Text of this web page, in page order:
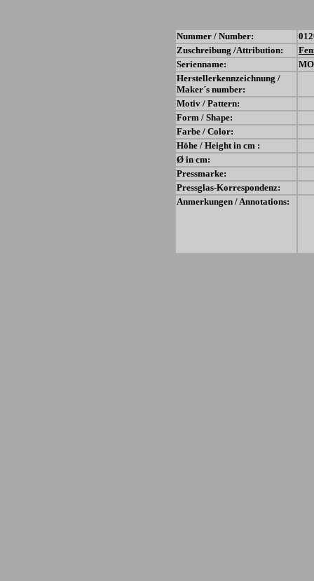
Nummer / Number:
Zuschreibung /Attribution:
Serienname:
Herstellerkennzeichnung /
Maker´s number:
Motiv / Pattern:
Form / Shape:
Farbe / Color:
Höhe / Height in cm :
Ø in cm:
Pressmarke:
Pressglas-Korrespondenz:
Anmerkungen / Annotations: